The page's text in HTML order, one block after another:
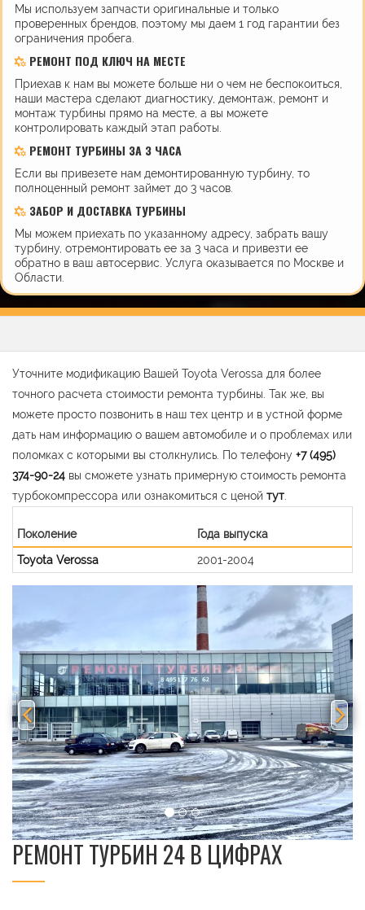
Мы используем запчасти оригинальные и только
проверенных брендов, поэтому мы даем 1 год гарантии без
ограничения пробега.
РЕМОНТ ПОД КЛЮЧ НА МЕСТЕ
Приехав к нам вы можете больше ни о чем не беспокоиться,
наши мастера сделают диагностику, демонтаж, ремонт и
монтаж турбины прямо на месте, а вы можете
контролировать каждый этап работы.
РЕМОНТ ТУРБИНЫ ЗА 3 ЧАСА
Если вы привезете нам демонтированную турбину, то
полноценный ремонт займет до 3 часов.
ЗАБОР И ДОСТАВКА ТУРБИНЫ
Мы можем приехать по указанному адресу, забрать вашу
турбину, отремонтировать ее за 3 часа и привезти ее
обратно в ваш автосервис. Услуга оказывается по Москве и
Области.
Уточните модификацию Вашей Toyota Verossa для более
точного расчета стоимости ремонта турбины. Так же, вы
можете просто позвонить в наш тех центр и в устной форме
дать нам информацию о вашем автомобиле и о проблемах или
поломках с которыми вы столкнулись. По телефону +7 (495)
374-90-24 вы сможете узнать примерную стоимость ремонта
турбокомпрессора или ознакомиться с ценой тут
Поколение
Года выпуска
Toyota Verossa
2001-2004
РЕМОНТ ТУРБИН 24 В ЦИФРАХ